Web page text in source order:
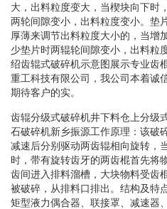
大，出料粒度变大，当楔块向下时
两轮间隙变小，出料粒度变小。垫
厚薄来调节出料粒度大小的，当增
少垫片时两辊轮间隙变小，出料粒
绍齿辊式破碎机示意图展示专业齿
重工科技有限公司，我公司本着诚
期待客户的实。
齿辊分级式破碎机井下料仓上分级
石破碎机新乡振源工作原理：该破
减速后分别驱动两齿辊相向旋转，
时，带有旋转齿牙的两齿棍首先将
齿间进入排料溜槽，大块物料受齿
被破碎，从排料口排出。结构及特
矩型液力偶合器、联接罩、减速器